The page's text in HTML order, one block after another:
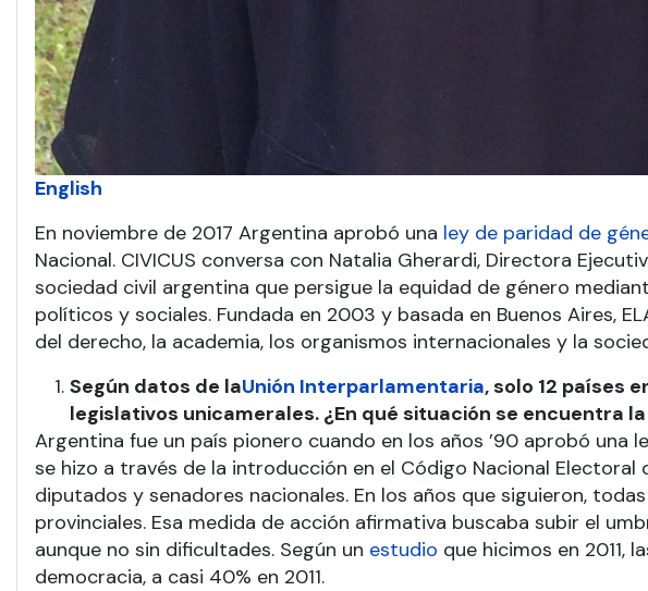
English
En noviembre de 2017 Argentina aprobó una ley de paridad de
Nacional. CIVICUS conversa con Natalia Gherardi, Directora
sociedad civil argentina que persigue la equidad de género
políticos y sociales. Fundada en 2003 y basada en Buenos Aires,
del derecho, la academia, los organismos internacionales y la
Según datos de laUnión Interparlamentaria, solo 12 países
legislativos unicamerales. ¿En qué situación se encuentra
Argentina fue un país pionero cuando en los años ’90 aprobó
se hizo a través de la introducción en el Código Nacional
diputados y senadores nacionales. En los años que siguieron,
provinciales. Esa medida de acción afirmativa buscaba subir el
aunque no sin dificultades. Según un estudio que hicimos en 2011,
democracia, a casi 40% en 2011.